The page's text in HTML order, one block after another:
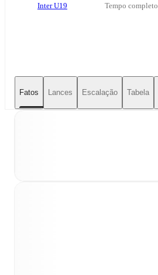
Inter U19 Tempo completo
Fatos Lances Escalação Tabela